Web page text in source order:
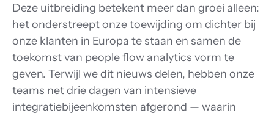
Deze uitbreiding betekent meer dan groei alleen:
het onderstreept onze toewijding om dichter bij
onze klanten in Europa te staan en samen de
toekomst van people flow analytics vorm te
geven. Terwijl we dit nieuws delen, hebben onze
teams net drie dagen van intensieve
integratiebijeenkomsten afgerond — waarin